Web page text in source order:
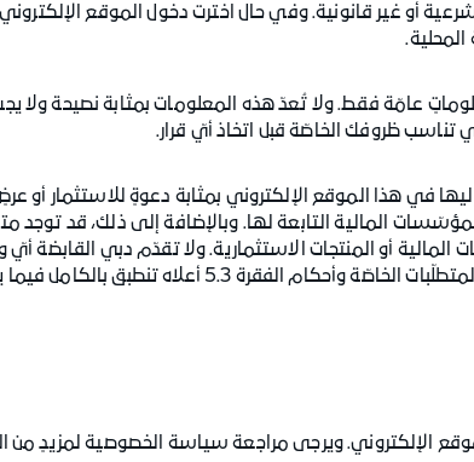
أو غير قانونية. وفي حال اخترت دخول الموقع
عامّة فقط. ولا تُعدّ هذه المعلومات بمثابة نصيحة ولا
تناسب ظروفك الخاصّة قبل اتخاذ أيّ قرار.
إليها في هذا الموقع الإلكتروني بمثابة دعوةٍ للاستثمار
المالية التابعة لها. وبالإضافة إلى ذلك، قد توجد
أو المنتجات الاستثمارية. ولا تقدّم دبي القابضة
أعلاه تنطبق بالكامل فيما يخصّ هذه الفقرة 3.5.